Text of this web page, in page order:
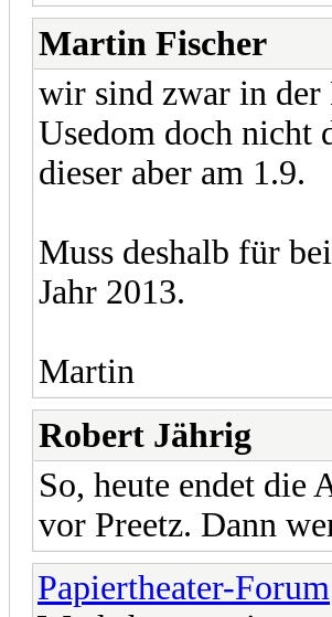
Martin Fischer
wir sind zwar in
Usedom doch nicht
dieser aber am 1.9.
Muss deshalb für
Jahr 2013.
Martin
Robert Jährig
So, heute endet
vor Preetz. Dann
Papiertheater-Forum